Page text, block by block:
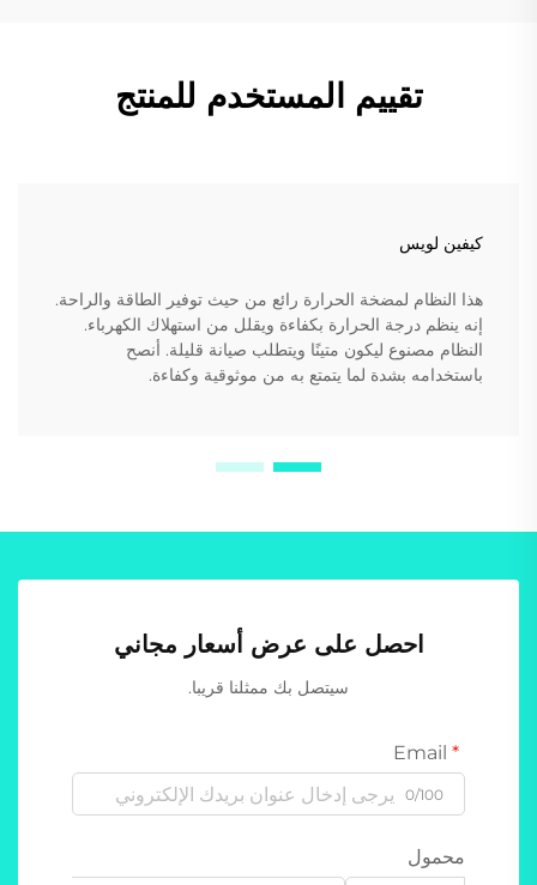
تقييم المستخدم للمنتج
كيفين لويس
هذا النظام لمضخة الحرارة رائع من حيث توفير الطاقة والراحة.
إنه ينظم درجة الحرارة بكفاءة ويقلل من استهلاك الكهرباء.
النظام مصنوع ليكون متينًا ويتطلب صيانة قليلة. أنصح
باستخدامه بشدة لما يتمتع به من موثوقية وكفاءة.
احصل على عرض أسعار مجاني
سيتصل بك ممثلنا قريبا.
0/100
محمول